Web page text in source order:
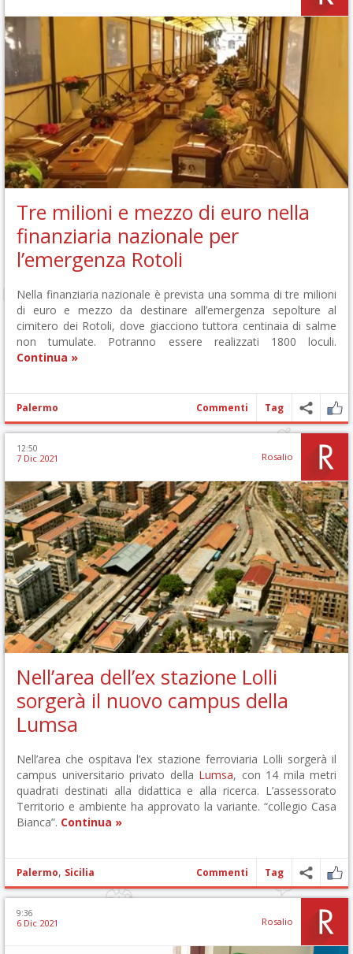
Tre milioni e mezzo di euro nella
finanziaria nazionale per
l’emergenza Rotoli
Nella finanziaria nazionale è prevista una somma di tre milioni
di euro e mezzo da destinare all’emergenza sepolture al
cimitero dei Rotoli, dove giacciono tuttora centinaia di salme
non tumulate. Potranno essere realizzati 1800 loculi.
Continua »
Palermo Commenti Tag
12:50
7 Dic 2021 Rosalio
Nell’area dell’ex stazione Lolli
sorgerà il nuovo campus della
Lumsa
Nell’area che ospitava l’ex stazione ferroviaria Lolli sorgerà il
campus universitario privato della Lumsa, con 14 mila metri
quadrati destinati alla didattica e alla ricerca. L’assessorato
Territorio e ambiente ha approvato la variante. “collegio Casa
Bianca”. Continua »
Palermo, Sicilia Commenti Tag
9:36
6 Dic 2021 Rosalio